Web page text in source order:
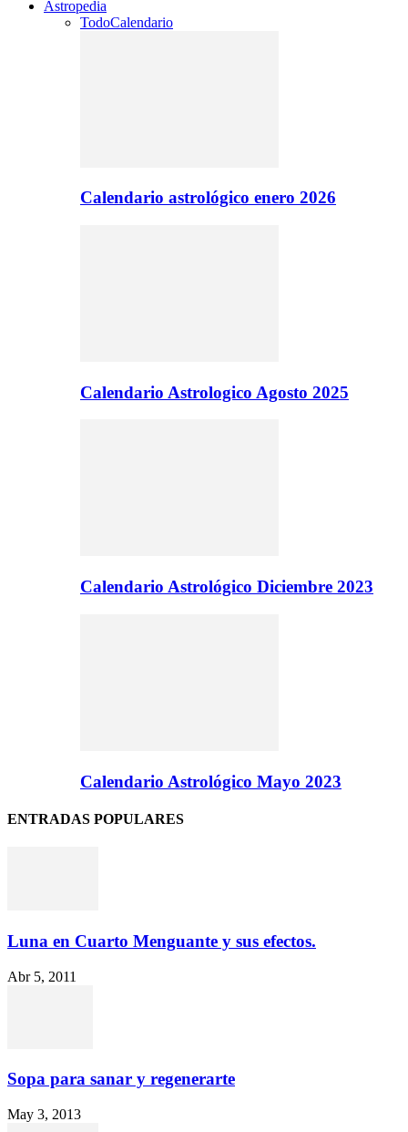
Astropedia
TodoCalendario
Calendario astrológico enero 2026
Calendario Astrologico Agosto 2025
Calendario Astrológico Diciembre 2023
Calendario Astrológico Mayo 2023
ENTRADAS POPULARES
Luna en Cuarto Menguante y sus efectos.
Abr 5, 2011
Sopa para sanar y regenerarte
May 3, 2013